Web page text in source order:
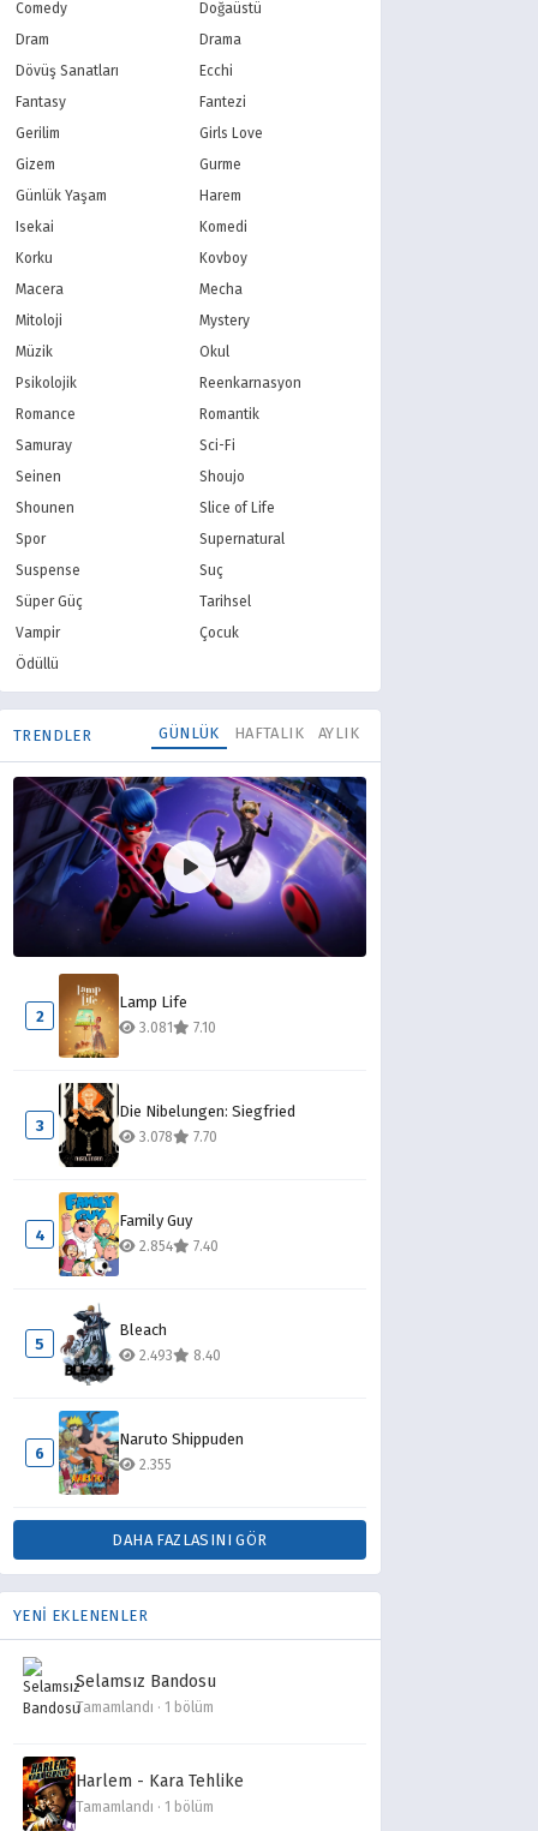
PBS Kids
FOX Türkiye
Comedy
Doğaüstü
Dram
Drama
Dövüş Sanatları
Ecchi
Fantasy
Fantezi
Gerilim
Girls Love
Gizem
Gurme
Günlük Yaşam
Harem
Isekai
Komedi
Korku
Kovboy
Macera
Mecha
Mitoloji
Mystery
Müzik
Okul
Psikolojik
Reenkarnasyon
Romance
Romantik
Samuray
Sci-Fi
Seinen
Shoujo
Shounen
Slice of Life
Spor
Supernatural
Suspense
Suç
Süper Güç
Tarihsel
Vampir
Çocuk
Ödüllü
TRENDLER GÜNLÜK HAFTALIK AYLIK
1
Mucize Uğur Böceği ile Kara Kedi
6.310 8.10
2
Lamp Life
3.081 7.10
3
Die Nibelungen: Siegfried
3.078 7.70
4
Family Guy
2.854 7.40
5
Bleach
2.493 8.40
6
Naruto Shippuden
2.355
DAHA FAZLASINI GÖR
YENİ EKLENENLER
Selamsız Bandosu
Tamamlandı · 1 bölüm
Harlem - Kara Tehlike
Tamamlandı · 1 bölüm